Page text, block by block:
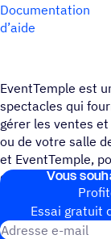
Documentation
d’aide
EventTemple est
spectacles qui
gérer les ventes
ou de votre salle
et EventTemple,
contact, d'une
Vous
Essai gratuit